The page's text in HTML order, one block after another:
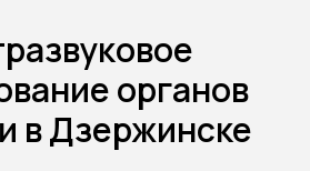
органов
в Дзержинске